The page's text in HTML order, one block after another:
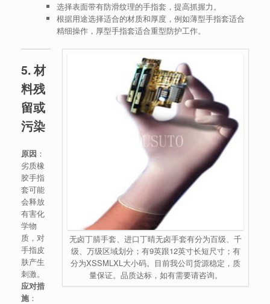
选择表面带有防滑纹理的手指套，提高抓握力。
根据用途选择适合的材质和厚度，例如薄型手指套适合
精细操作，厚型手指套适合重型防护工作。
无卤丁腈手套、进口丁晴无卤手套有分为百级、千
级、万级区域划分；有9英跟12英寸长短尺寸；有
分为XSSMLXL大小码。目前我公司货源稳定，质
量保证。品质达标，如有需要请咨询。
5. 材
料残
留或
污染
原因 ：
劣质橡
胶手指
套可能
会释放
有害化
学物
质，对
手指皮
肤产生
刺激。
应对措
施 ：